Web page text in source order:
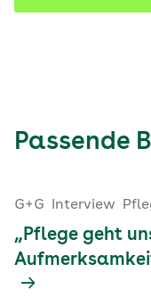
Passende
G+G Interview
„Pflege geht